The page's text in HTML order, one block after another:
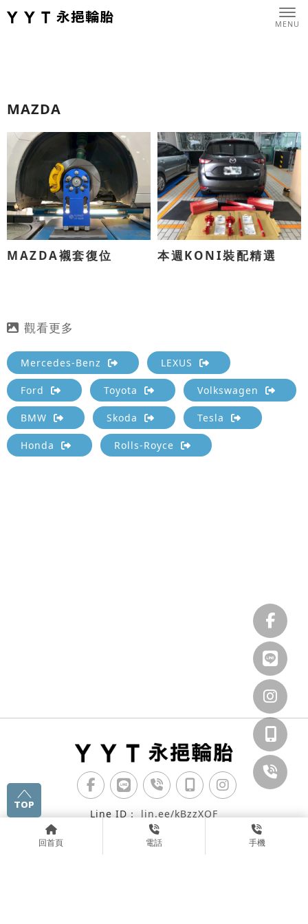
MAZDA
MAZDA襯套復位 本週KONI裝配精選
Mercedes-Benz LEXUS
Ford Toyota Volkswagen
BMW Skoda Tesla
Honda Rolls-Royce
TOP
回首頁 電話 手機
lin.ee/kBzzXOF
07-3753318
07-3753318